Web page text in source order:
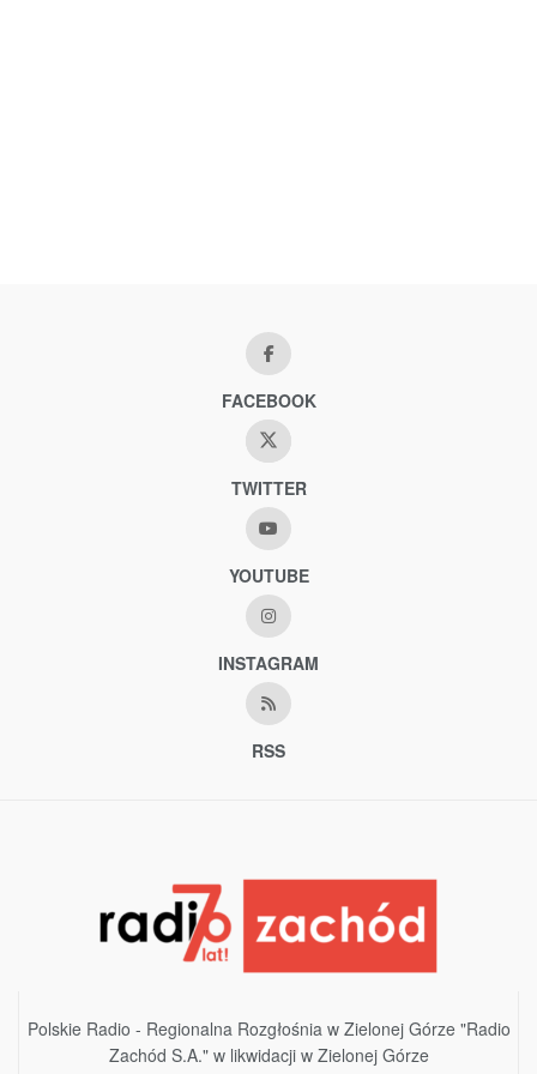
FACEBOOK
TWITTER
YOUTUBE
INSTAGRAM
RSS
Polskie Radio - Regionalna Rozgłośnia w Zielonej Górze "Radio
Zachód S.A." w likwidacji w Zielonej Górze